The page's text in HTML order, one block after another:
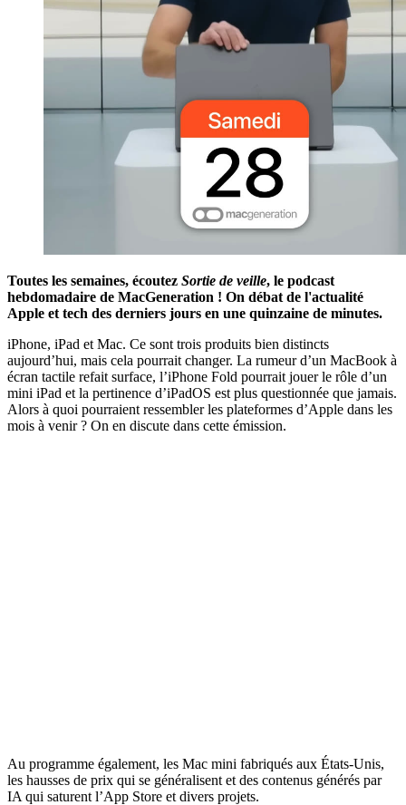
Toutes les semaines, écoutez Sortie de veille, le podcast
hebdomadaire de MacGeneration ! On débat de l'actualité
Apple et tech des derniers jours en une quinzaine de minutes.
iPhone, iPad et Mac. Ce sont trois produits bien distincts
aujourd’hui, mais cela pourrait changer. La rumeur d’un MacBook à
écran tactile refait surface, l’iPhone Fold pourrait jouer le rôle d’un
mini iPad et la pertinence d’iPadOS est plus questionnée que jamais.
Alors à quoi pourraient ressembler les plateformes d’Apple dans les
mois à venir ? On en discute dans cette émission.
Au programme également, les Mac mini fabriqués aux États-Unis,
les hausses de prix qui se généralisent et des contenus générés par
IA qui saturent l’App Store et divers projets.